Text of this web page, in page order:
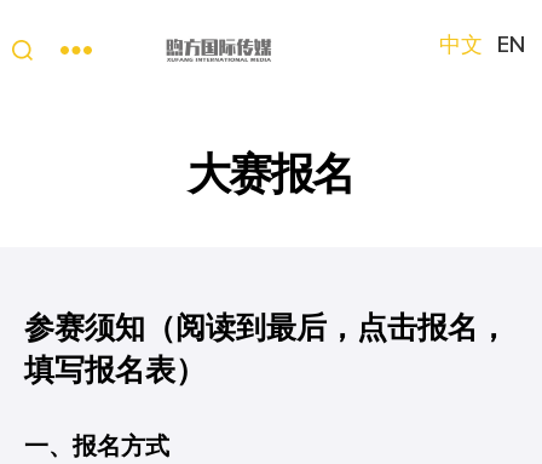
只
眼
际
短
中文 EN
大赛报名
参赛须知（阅读到最后，点击报名，
填写报名表）
一、报名方式